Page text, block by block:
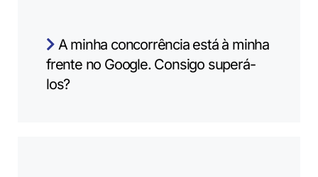
A minha concorrência está à minha
frente no Google. Consigo superá-
los?